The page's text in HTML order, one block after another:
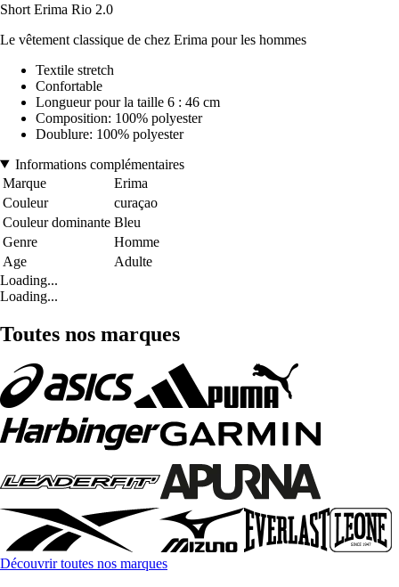
Short Erima Rio 2.0
Le vêtement classique de chez Erima pour les hommes
Textile stretch
Confortable
Longueur pour la taille 6 : 46 cm
Composition: 100% polyester
Doublure: 100% polyester
Informations complémentaires
Marque
Erima
Couleur
curaçao
Couleur dominante Bleu
Genre
Homme
Age
Adulte
Loading...
Loading...
Toutes nos marques
Découvrir toutes nos marques